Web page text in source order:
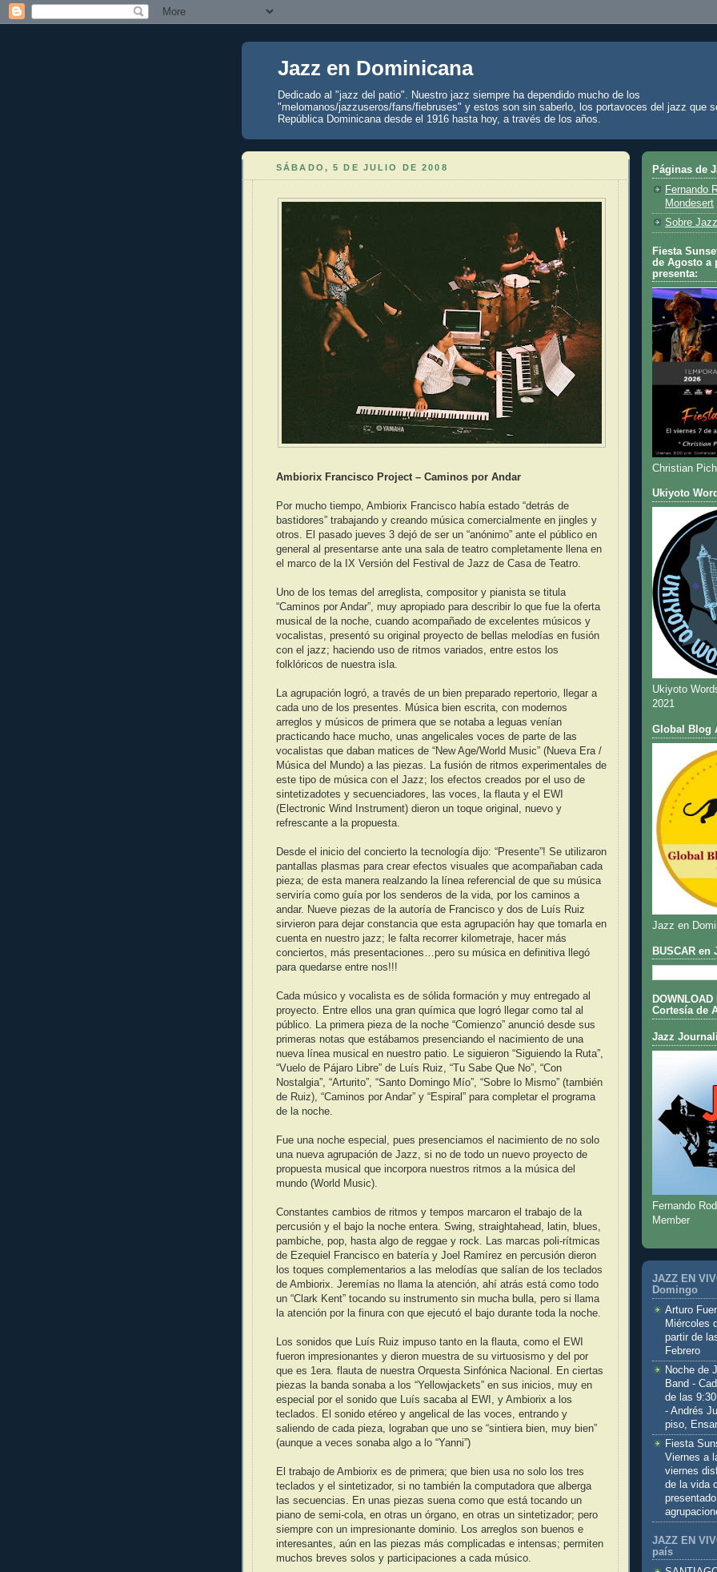
Jazz en Dominicana
Dedicado al "jazz del patio". Nuestro jazz siempre ha dependido mucho de los
"melomanos/jazzuseros/fans/fiebruses" y estos son sin saberlo, los portavoces del jazz que
República Dominicana desde el 1916 hasta hoy, a través de los años.
SÁBADO, 5 DE JULIO DE 2008
Ambiorix Francisco Project – Caminos por Andar
Por mucho tiempo, Ambiorix Francisco había estado “detrás de
bastidores” trabajando y creando música comercialmente en jingles y
otros. El pasado jueves 3 dejó de ser un “anónimo” ante el público en
general al presentarse ante una sala de teatro completamente llena en
el marco de la IX Versión del Festival de Jazz de Casa de Teatro.
Uno de los temas del arreglista, compositor y pianista se titula
“Caminos por Andar”, muy apropiado para describir lo que fue la oferta
musical de la noche, cuando acompañado de excelentes músicos y
vocalistas, presentó su original proyecto de bellas melodías en fusión
con el jazz; haciendo uso de ritmos variados, entre estos los
folklóricos de nuestra isla.
La agrupación logró, a través de un bien preparado repertorio, llegar a
cada uno de los presentes. Música bien escrita, con modernos
arreglos y músicos de primera que se notaba a leguas venían
practicando hace mucho, unas angelicales voces de parte de las
vocalistas que daban matices de “New Age/World Music” (Nueva Era /
Música del Mundo) a las piezas. La fusión de ritmos experimentales de
este tipo de música con el Jazz; los efectos creados por el uso de
sintetizadotes y secuenciadores, las voces, la flauta y el EWI
(Electronic Wind Instrument) dieron un toque original, nuevo y
refrescante a la propuesta.
Desde el inicio del concierto la tecnología dijo: “Presente”! Se utilizaron
pantallas plasmas para crear efectos visuales que acompañaban cada
pieza; de esta manera realzando la línea referencial de que su música
serviría como guía por los senderos de la vida, por los caminos a
andar. Nueve piezas de la autoría de Francisco y dos de Luís Ruiz
sirvieron para dejar constancia que esta agrupación hay que tomarla en
cuenta en nuestro jazz; le falta recorrer kilometraje, hacer más
conciertos, más presentaciones…pero su música en definitiva llegó
para quedarse entre nos!!!
Cada músico y vocalista es de sólida formación y muy entregado al
proyecto. Entre ellos una gran química que logró llegar como tal al
público. La primera pieza de la noche “Comienzo” anunció desde sus
primeras notas que estábamos presenciando el nacimiento de una
nueva línea musical en nuestro patio. Le siguieron “Siguiendo la Ruta”,
“Vuelo de Pájaro Libre” de Luís Ruiz, “Tu Sabe Que No”, “Con
Nostalgia”, “Arturito”, “Santo Domingo Mío”, “Sobre lo Mismo” (también
de Ruiz), “Caminos por Andar” y “Espiral” para completar el programa
de la noche.
Fue una noche especial, pues presenciamos el nacimiento de no solo
una nueva agrupación de Jazz, si no de todo un nuevo proyecto de
propuesta musical que incorpora nuestros ritmos a la música del
mundo (World Music).
Constantes cambios de ritmos y tempos marcaron el trabajo de la
percusión y el bajo la noche entera. Swing, straightahead, latin, blues,
pambiche, pop, hasta algo de reggae y rock. Las marcas poli-rítmicas
de Ezequiel Francisco en batería y Joel Ramírez en percusión dieron
los toques complementarios a las melodías que salían de los teclados
de Ambiorix. Jeremías no llama la atención, ahí atrás está como todo
un “Clark Kent” tocando su instrumento sin mucha bulla, pero si llama
la atención por la finura con que ejecutó el bajo durante toda la noche.
Los sonidos que Luís Ruiz impuso tanto en la flauta, como el EWI
fueron impresionantes y dieron muestra de su virtuosismo y del por
que es 1era. flauta de nuestra Orquesta Sinfónica Nacional. En ciertas
piezas la banda sonaba a los “Yellowjackets” en sus inicios, muy en
especial por el sonido que Luís sacaba al EWI, y Ambiorix a los
teclados. El sonido etéreo y angelical de las voces, entrando y
saliendo de cada pieza, lograban que uno se “sintiera bien, muy bien”
(aunque a veces sonaba algo a lo “Yanni”)
El trabajo de Ambiorix es de primera; que bien usa no solo los tres
teclados y el sintetizador, si no también la computadora que alberga
las secuencias. En unas piezas suena como que está tocando un
piano de semi-cola, en otras un órgano, en otras un sintetizador; pero
siempre con un impresionante dominio. Los arreglos son buenos e
interesantes, aún en las piezas más complicadas e intensas; permiten
muchos breves solos y participaciones a cada músico.
Páginas de
Fernando
Mondesert
Sobre
Fiesta
de Agosto a
presenta:
Christian
Ukiyoto
Ukiyoto
2021
Global Blog
Jazz en
BUSCAR en
Cortesía de
Jazz
Fernando
Member
JAZZ EN
Domingo
Arturo
Miércoles
partir de
Febrero
Noche de
Band -
de las
- Andrés
piso,
Fiesta
Viernes a
viernes
de la vida
JAZZ EN
país